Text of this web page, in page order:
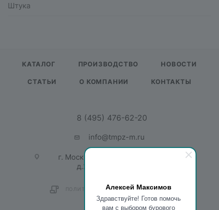
Алексей Максимов
Здравствуйте! Готов помочь
вам с выбором бурового
Штука
КАТАЛОГ ПРОИЗВОДСТВО НОВОСТИ
СТАТЬИ О КОМПАНИИ КОНТАКТЫ
8 (495) 476-62-20
info@tmpz-m.ru
г. Москва, ул. Садовая-Спасская,
д.21/1, пом. 1, офис 201
ПОЛИТИКА КОНФИДЕНЦИАЛЬНОСТИ